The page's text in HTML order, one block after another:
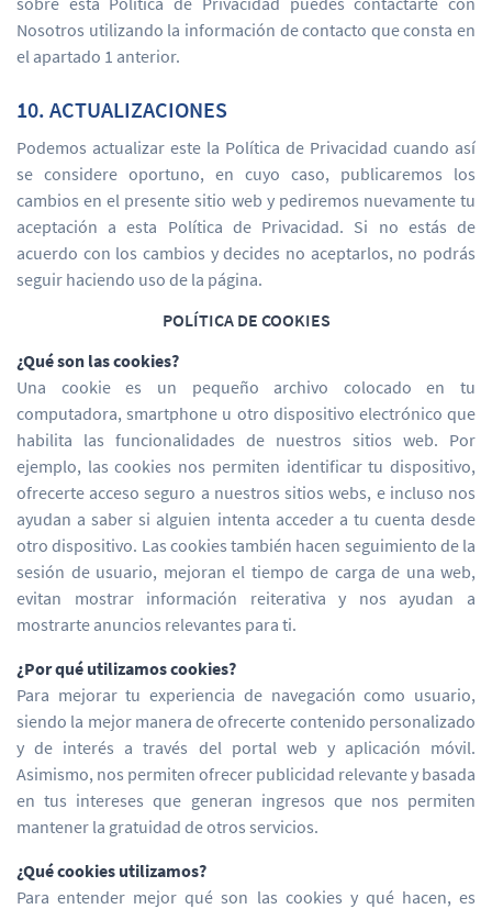
Nosotros utilizando la información de contacto que consta en
el apartado 1 anterior.
10. ACTUALIZACIONES
Podemos actualizar este la Política de Privacidad cuando así
se considere oportuno, en cuyo caso, publicaremos los
cambios en el presente sitio web y pediremos nuevamente tu
aceptación a esta Política de Privacidad. Si no estás de
acuerdo con los cambios y decides no aceptarlos, no podrás
seguir haciendo uso de la página.
POLÍTICA DE COOKIES
¿Qué son las cookies?
Una cookie es un pequeño archivo colocado en tu
computadora, smartphone u otro dispositivo electrónico que
habilita las funcionalidades de nuestros sitios web. Por
ejemplo, las cookies nos permiten identificar tu dispositivo,
ofrecerte acceso seguro a nuestros sitios webs, e incluso nos
ayudan a saber si alguien intenta acceder a tu cuenta desde
otro dispositivo. Las cookies también hacen seguimiento de la
sesión de usuario, mejoran el tiempo de carga de una web,
evitan mostrar información reiterativa y nos ayudan a
mostrarte anuncios relevantes para ti.
¿Por qué utilizamos cookies?
Para mejorar tu experiencia de navegación como usuario,
siendo la mejor manera de ofrecerte contenido personalizado
y de interés a través del portal web y aplicación móvil.
Asimismo, nos permiten ofrecer publicidad relevante y basada
en tus intereses que generan ingresos que nos permiten
mantener la gratuidad de otros servicios.
¿Qué cookies utilizamos?
Para entender mejor qué son las cookies y qué hacen, es